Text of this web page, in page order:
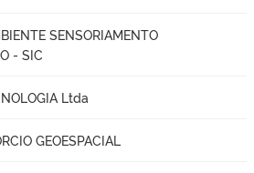
SENSORIAMENTO
- SIC
Ltda
GEOESPACIAL